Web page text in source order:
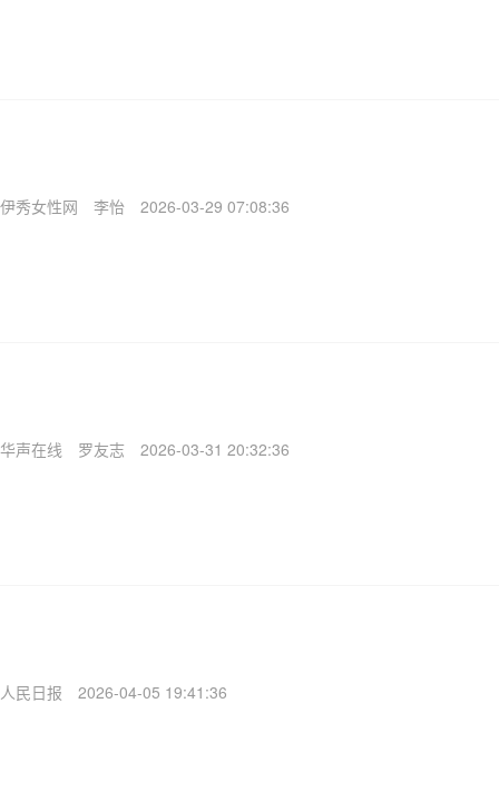
伊秀女性网 李怡 2026-03-29 07:08:36
华声在线 罗友志 2026-03-31 20:32:36
人民日报 2026-04-05 19:41:36